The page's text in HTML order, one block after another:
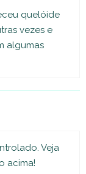
quelóide
vezes e
algumas
Veja
acima!